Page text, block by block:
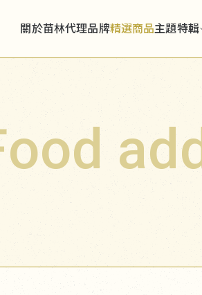
關於苗林代理品牌精選商品主題特輯